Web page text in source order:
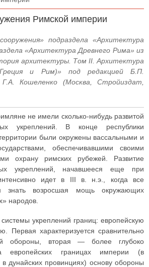
Римской империи
подраздела «Архитектура
«Архитектура Древнего Рима» из
архитектуры. Том II. Архитектура
и Рим)» под редакцией Б.П.
Кошеленко (Москва, Стройиздат,
не имели сколько-нибудь развитой
укреплений. В конце республики
были окружены вассальными и
обеспечивавшими своими
охрану римских рубежей. Развитие
укреплений, начавшееся еще при
идет в III в. н.э., когда все
знать возросшая мощь окружающих
народов.
укреплений границ: европейскую
Первая характеризуется сравнительно
обороны, вторая — более глубоко
европейских границах империи (в
дунайских провинциях) основу обороны